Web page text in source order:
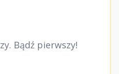
Bądź pierwszy!